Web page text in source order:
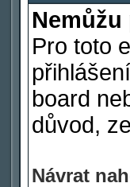
Pro toto
board
důvod,
Návrat